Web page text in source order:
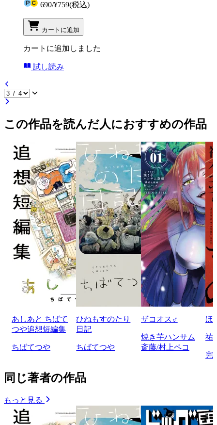
690/¥759(税込)
カートに追加
カートに追加しました
試し読み
この作品を読んだ人におすすめの作品
あしあと ちばて
つや追想短編集
ちばてつや
ひねもすのたり
日記
ちばてつや
ザコオス♂
焼き芋ハンサム
斎藤/村上ペコ
ほ
祐
完
同じ著者の作品
もっと見る